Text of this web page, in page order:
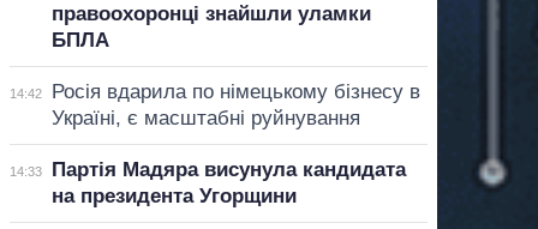
правоохоронці знайшли уламки
БПЛА
14:42
Росія вдарила по німецькому бізнесу в
Україні, є масштабні руйнування
14:33
Партія Мадяра висунула кандидата
на президента Угорщини